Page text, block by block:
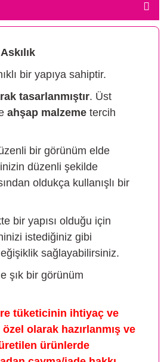
bir yapıya sahiptir.
tasarlanmıştır. Üst
ahşap malzeme tercih
bir görünüm elde
düzenli şekilde
oldukça kullanışlı bir
bir yapısı olduğu için
istediğiniz gibi
sağlayabilirsiniz.
şık bir görünüm
tüketicinin ihtiyaç ve
olarak hazırlanmış ve
ürünlerde